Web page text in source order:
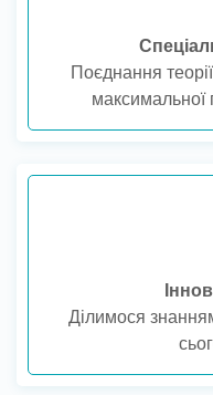
Поєднання
максимальної
Ділимося